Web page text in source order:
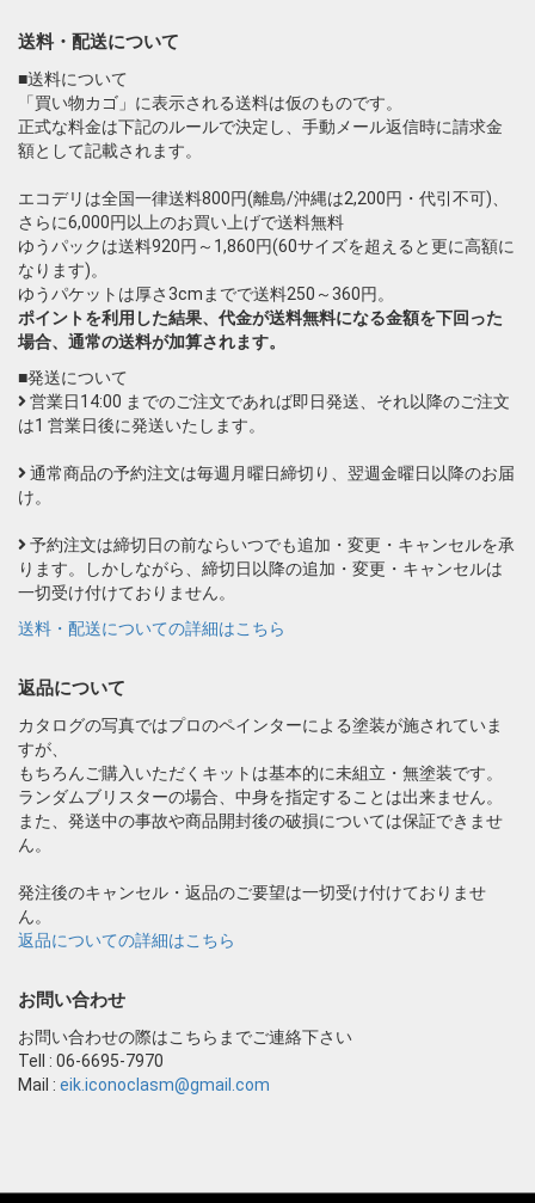
送料・配送について
■送料について
「買い物カゴ」に表示される送料は仮のものです。
正式な料金は下記のルールで決定し、手動メール返信時に請求金
額として記載されます。
エコデリは全国一律送料800円(離島/沖縄は2,200円・代引不可)、
さらに6,000円以上のお買い上げで送料無料
ゆうパックは送料920円～1,860円(60サイズを超えると更に高額に
なります)。
ゆうパケットは厚さ3cmまでで送料250～360円。
ポイントを利用した結果、代金が送料無料になる金額を下回った
場合、通常の送料が加算されます。
■発送について
営業日14:00 までのご注文であれば即日発送、それ以降のご注文
は1 営業日後に発送いたします。
通常商品の予約注文は毎週月曜日締切り、翌週金曜日以降のお届
け。
予約注文は締切日の前ならいつでも追加・変更・キャンセルを承
ります。しかしながら、締切日以降の追加・変更・キャンセルは
一切受け付けておりません。
送料・配送についての詳細はこちら
返品について
カタログの写真ではプロのペインターによる塗装が施されていま
すが、
もちろんご購入いただくキットは基本的に未組立・無塗装です。
ランダムブリスターの場合、中身を指定することは出来ません。
また、発送中の事故や商品開封後の破損については保証できませ
ん。
発注後のキャンセル・返品のご要望は一切受け付けておりませ
ん。
返品についての詳細はこちら
お問い合わせ
お問い合わせの際はこちらまでご連絡下さい
Tell : 06-6695-7970
Mail : eik.iconoclasm@gmail.com